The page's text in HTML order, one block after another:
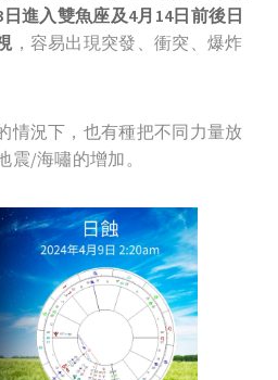
進入雙魚座及4月14日前後日
，容易出現突發、衝突、爆炸
情況下，也有種把不同力量放
震/海嘯的增加。